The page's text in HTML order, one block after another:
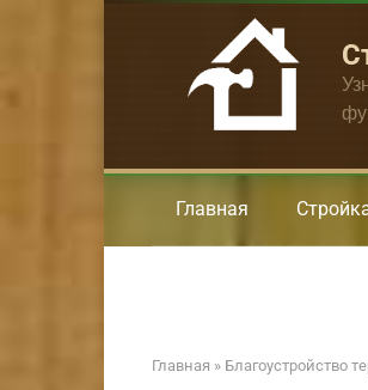
Главная
Главная » Благоустройство